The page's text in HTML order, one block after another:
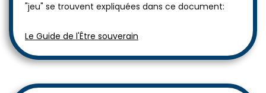
"jeu" se trouvent expliquées dans ce document:
Le Guide de l'Être souverain